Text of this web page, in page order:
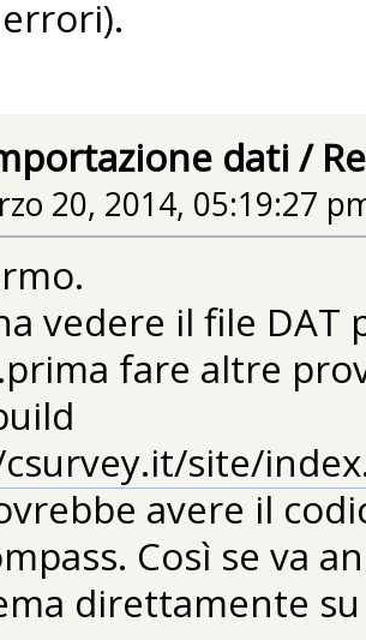
dati /
20, 2014, 05:19:27
vedere il file
fare altre
site/
avere il
Così se va
direttamente